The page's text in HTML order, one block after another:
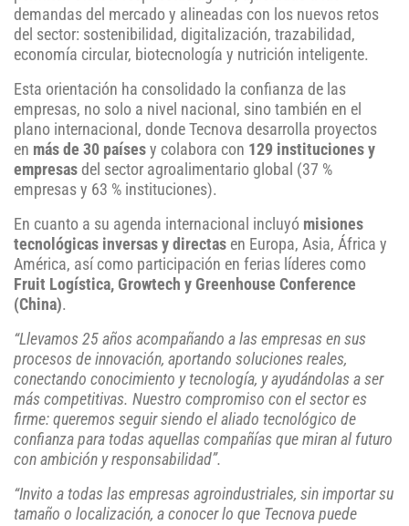
demandas del mercado y alineadas con los nuevos retos
del sector: sostenibilidad, digitalización, trazabilidad,
economía circular, biotecnología y nutrición inteligente.
Esta orientación ha consolidado la confianza de las
empresas, no solo a nivel nacional, sino también en el
plano internacional, donde Tecnova desarrolla proyectos
en más de 30 países y colabora con 129 instituciones y
empresas del sector agroalimentario global (37 %
empresas y 63 % instituciones).
En cuanto a su agenda internacional incluyó misiones
tecnológicas inversas y directas en Europa, Asia, África y
América, así como participación en ferias líderes como
Fruit Logística, Growtech y Greenhouse Conference
(China).
“Llevamos 25 años acompañando a las empresas en sus
procesos de innovación, aportando soluciones reales,
conectando conocimiento y tecnología, y ayudándolas a ser
más competitivas. Nuestro compromiso con el sector es
firme: queremos seguir siendo el aliado tecnológico de
confianza para todas aquellas compañías que miran al futuro
con ambición y responsabilidad”.
“Invito a todas las empresas agroindustriales, sin importar su
tamaño o localización, a conocer lo que Tecnova puede